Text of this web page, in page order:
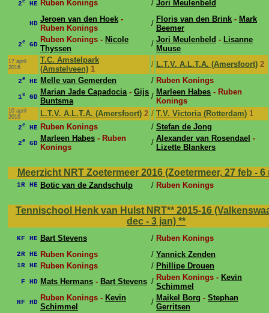
2e HE Ruben Konings / Jori Meulenbeld
HD Jeroen van den Hoek -
Ruben Konings
/ Floris van den Brink - Mark
Beemer
2e GD
Ruben Konings - Nicole
Thyssen
/ Jori Meulenbeld - Lisanne
Muuse
17 april
2016
T.C. Amstelpark
(Amstelveen) 1
/ L.T.V. A.L.T.A. (Amersfoort) 2
2e HE Melle van Gemerden / Ruben Konings
1e GD
Marian Jade Capadocia- Gijs
Buntsma
/ Marleen Habes - Ruben
Konings
10 april
2016
L.T.V. A.L.T.A. (Amersfoort) 2 / T.V. Victoria (Rotterdam) 1
2e HE Ruben Konings / Stefan de Jong
2e GD
Marleen Habes - Ruben
Konings
/ Alexander van Rosendael -
Lizette Blankers
Meerzicht NRT Zoetermeer 2016 (Zoetermeer, 27 feb -
1R HE Botic van de Zandschulp / Ruben Konings
Tennischool Henk van Hulst NRT** 2015-16
dec - 3 jan) **
KF HE Bart Stevens / Ruben Konings
2R HE Ruben Konings / Yannick Zenden
1R HE Ruben Konings / Phillipe Drouen
F HD Mats Hermans - Bart Stevens / Ruben Konings - Kevin
Schimmel
HF HD Ruben Konings - Kevin
Schimmel
/ Maikel Borg - Stephan
Gerritsen